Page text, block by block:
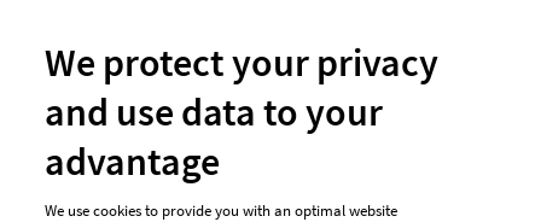
Unsere Zahlungsarten
We protect your privacy
and use data to your
advantage
We use cookies to provide you with an optimal website